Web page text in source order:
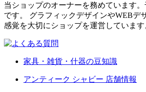
当ショップのオーナーを務めています
です。 グラフィックデザインやWEBデ
感覚を大切にショップを運営しています
家具・雑貨・什器の豆知識
アンティーク シャビー 店舗情報